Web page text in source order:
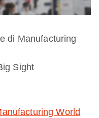
di Manufacturing
Sight
World